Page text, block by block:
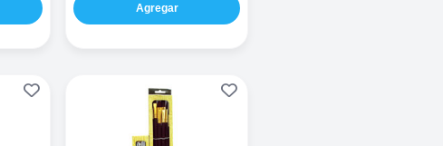
Agregar